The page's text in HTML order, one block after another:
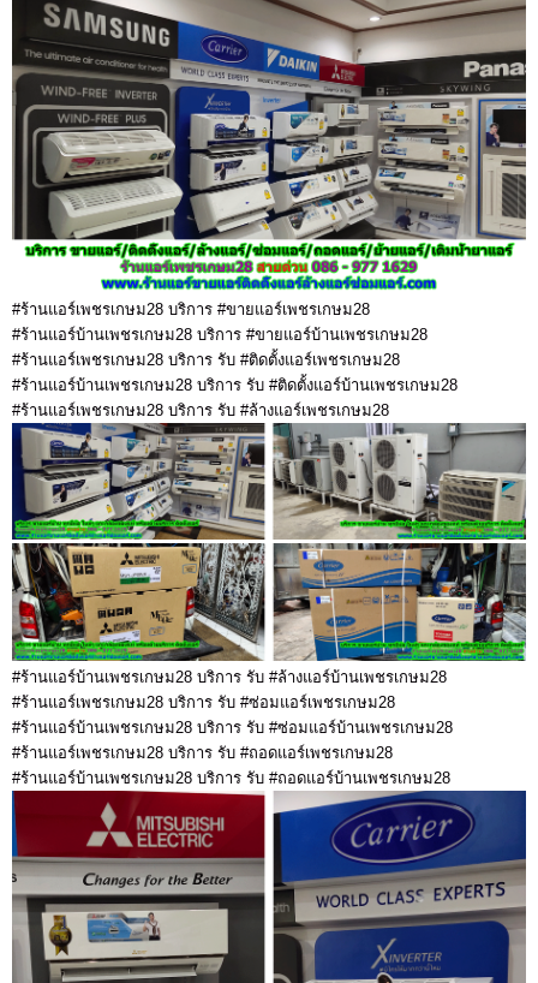
#ร้านแอร์เพชรเกษม28 บริการ #ขายแอร์เพชรเกษม28
#ร้านแอร์บ้านเพชรเกษม28 บริการ #ขายแอร์บ้านเพชรเกษม28
#ร้านแอร์เพชรเกษม28 บริการ รับ #ติดตั้งแอร์เพชรเกษม28
#ร้านแอร์บ้านเพชรเกษม28 บริการ รับ #ติดตั้งแอร์บ้านเพชรเกษม28
#ร้านแอร์เพชรเกษม28 บริการ รับ #ล้างแอร์เพชรเกษม28
#ร้านแอร์บ้านเพชรเกษม28 บริการ รับ #ล้างแอร์บ้านเพชรเกษม28
#ร้านแอร์เพชรเกษม28 บริการ รับ #ซ่อมแอร์เพชรเกษม28
#ร้านแอร์บ้านเพชรเกษม28 บริการ รับ #ซ่อมแอร์บ้านเพชรเกษม28
#ร้านแอร์เพชรเกษม28 บริการ รับ #ถอดแอร์เพชรเกษม28
#ร้านแอร์บ้านเพชรเกษม28 บริการ รับ #ถอดแอร์บ้านเพชรเกษม28